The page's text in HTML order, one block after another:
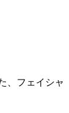
、フェイシャ